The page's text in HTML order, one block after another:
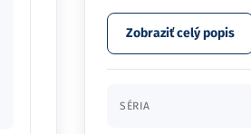
Zobraziť celý popis
SÉRIA